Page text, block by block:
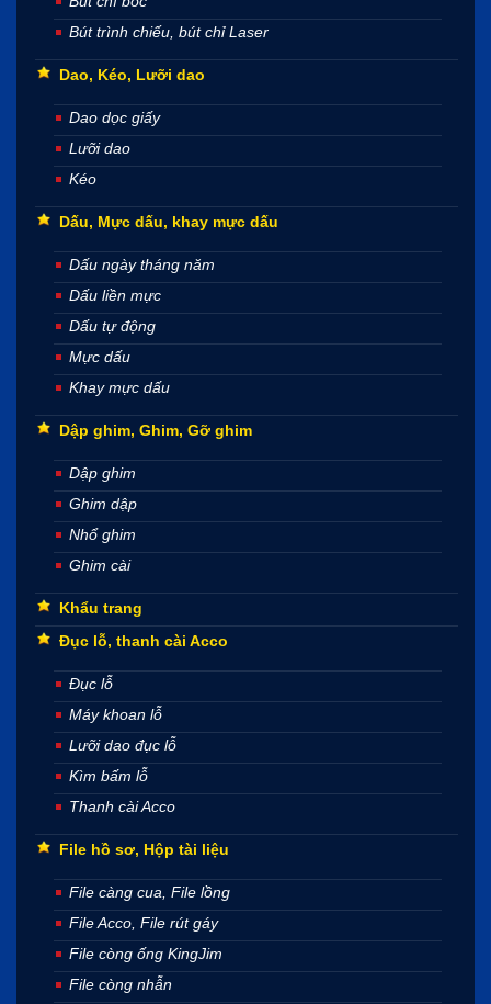
Bút trình chiếu, bút chỉ Laser
Dao, Kéo, Lưỡi dao
Dao dọc giấy
Lưỡi dao
Kéo
Dấu, Mực dấu, khay mực dấu
Dấu ngày tháng năm
Dấu liền mực
Dấu tự động
Mực dấu
Khay mực dấu
Dập ghim, Ghim, Gỡ ghim
Dập ghim
Ghim dập
Nhổ ghim
Ghim cài
Khẩu trang
Đục lỗ, thanh cài Acco
Đục lỗ
Máy khoan lỗ
Lưỡi dao đục lỗ
Kìm bấm lỗ
Thanh cài Acco
File hồ sơ, Hộp tài liệu
File càng cua, File lồng
File Acco, File rút gáy
File còng ống KingJim
File còng nhẫn